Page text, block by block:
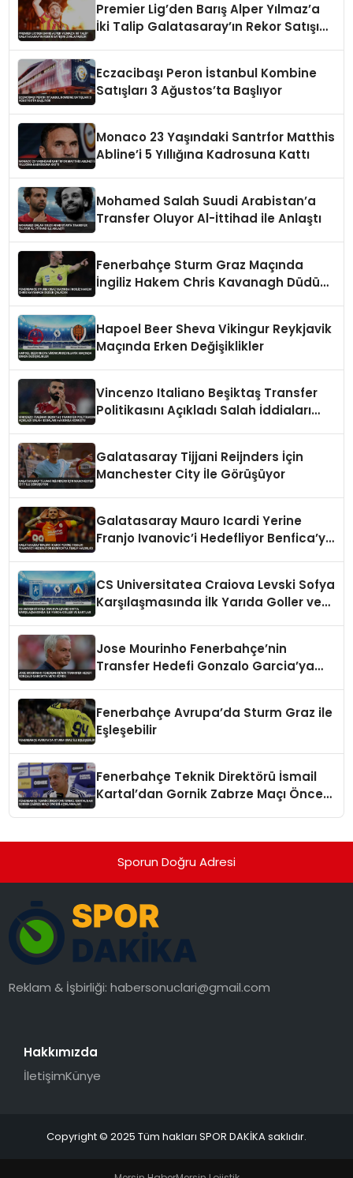
Premier Lig’den Barış Alper Yılmaz’a
İki Talip Galatasaray’ın Rekor Satışını
Eczacibaşı Peron İstanbul Kombine
Satışları 3 Ağustos’ta Başlıyor
Monaco 23 Yaşındaki Santrfor Matthis
Abline’i 5 Yıllığına Kadrosuna Kattı
Mohamed Salah Suudi Arabistan’a
Transfer Oluyor Al-İttihad ile Anlaştı
Fenerbahçe Sturm Graz Maçında
İngiliz Hakem Chris Kavanagh Düdük
Hapoel Beer Sheva Vikingur Reykjavik
Maçında Erken Değişiklikler
Vincenzo Italiano Beşiktaş Transfer
Politikasını Açıkladı Salah İddiaları
Galatasaray Tijjani Reijnders İçin
Manchester City İle Görüşüyor
Galatasaray Mauro Icardi Yerine
Franjo Ivanovic’i Hedefliyor Benfica’ya
CS Universitatea Craiova Levski Sofya
Karşılaşmasında İlk Yarıda Goller ve
Jose Mourinho Fenerbahçe’nin
Transfer Hedefi Gonzalo Garcia’ya
Fenerbahçe Avrupa’da Sturm Graz ile
Eşleşebilir
Fenerbahçe Teknik Direktörü İsmail
Kartal’dan Gornik Zabrze Maçı Öncesi
Sporun Doğru Adresi
Reklam & İşbirliği:habersonuclari@gmail.com
Hakkımızda
İletişimKünye
Copyright © 2025 Tüm hakları SPOR DAKİKA saklıdır.